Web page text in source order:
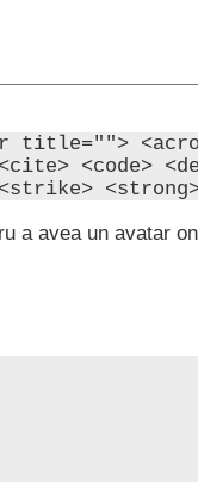
title="">
<code>
a avea un avatar